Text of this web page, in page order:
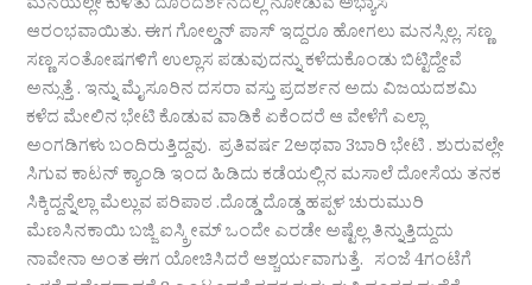
ಮನೆಯಲ್ಲೇ ಕುಳಿತು ದೂರದರ್ಶನದಲ್ಲಿ ನೋಡುವ ಅಭ್ಯಾಸ
ಆರಂಭವಾಯಿತು. ಈಗ ಗೋಲ್ಡನ್ ಪಾಸ್ ಇದ್ದರೂ ಹೋಗಲು ಮನಸ್ಸಿಲ್ಲ. ಸಣ್ಣ
ಸಣ್ಣ ಸಂತೋಷಗಳಿಗೆ ಉಲ್ಲಾಸ ಪಡುವುದನ್ನು ಕಳೆದುಕೊಂಡು ಬಿಟ್ಟಿದ್ದೇವೆ
ಅನ್ಸುತ್ತೆ . ಇನ್ನು ಮೈಸೂರಿನ ದಸರಾ ವಸ್ತು ಪ್ರದರ್ಶನ ಅದು ವಿಜಯದಶಮಿ
ಕಳೆದ ಮೇಲಿನ ಭೇಟಿ ಕೊಡುವ ವಾಡಿಕೆ ಏಕೆಂದರೆ ಆ ವೇಳೆಗೆ ಎಲ್ಲಾ
ಅಂಗಡಿಗಳು ಬಂದಿರುತ್ತಿದ್ದವು. ಪ್ರತಿವರ್ಷ 2ಅಥವಾ 3ಬಾರಿ ಭೇಟಿ . ಶುರುವಲ್ಲೇ
ಸಿಗುವ ಕಾಟನ್ ಕ್ಯಾಂಡಿ ಇಂದ ಹಿಡಿದು ಕಡೆಯಲ್ಲಿನ ಮಸಾಲೆ ದೋಸೆಯ ತನಕ
ಸಿಕ್ಕಿದ್ದನ್ನೆಲ್ಲಾ ಮೆಲ್ಲುವ ಪರಿಪಾಠ .ದೊಡ್ಡ ದೊಡ್ಡ ಹಪ್ಪಳ ಚುರುಮುರಿ
ಮೆಣಸಿನಕಾಯಿ ಬಜ್ಜಿ ಐಸ್ಕ್ರೀಮ್ ಒಂದೇ ಎರಡೇ ಅಷ್ಟೆಲ್ಲ ತಿನ್ನುತ್ತಿದ್ದುದು
ನಾವೇನಾ ಅಂತ ಈಗ ಯೋಚಿಸಿದರೆ ಆಶ್ಚರ್ಯವಾಗುತ್ತೆ. ಸಂಜೆ 4ಗಂಟೆಗೆ